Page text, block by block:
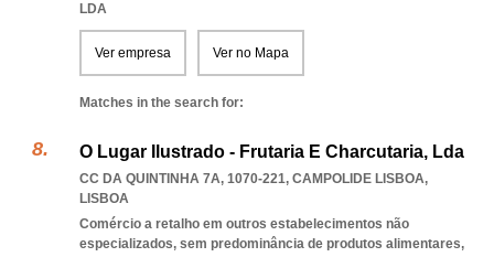
LDA
Ver empresa Ver no Mapa
Matches in the search for:
O Lugar Ilustrado - Frutaria E Charcutaria, Lda
CC DA QUINTINHA 7A, 1070-221, CAMPOLIDE LISBOA,
LISBOA
Comércio a retalho em outros estabelecimentos não
especializados, sem predominância de produtos alimentares,